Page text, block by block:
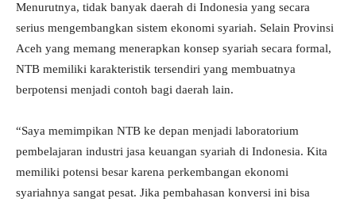
Menurutnya, tidak banyak daerah di Indonesia yang secara
serius mengembangkan sistem ekonomi syariah. Selain Provinsi
Aceh yang memang menerapkan konsep syariah secara formal,
NTB memiliki karakteristik tersendiri yang membuatnya
berpotensi menjadi contoh bagi daerah lain.
“Saya memimpikan NTB ke depan menjadi laboratorium
pembelajaran industri jasa keuangan syariah di Indonesia. Kita
memiliki potensi besar karena perkembangan ekonomi
syariahnya sangat pesat. Jika pembahasan konversi ini bisa